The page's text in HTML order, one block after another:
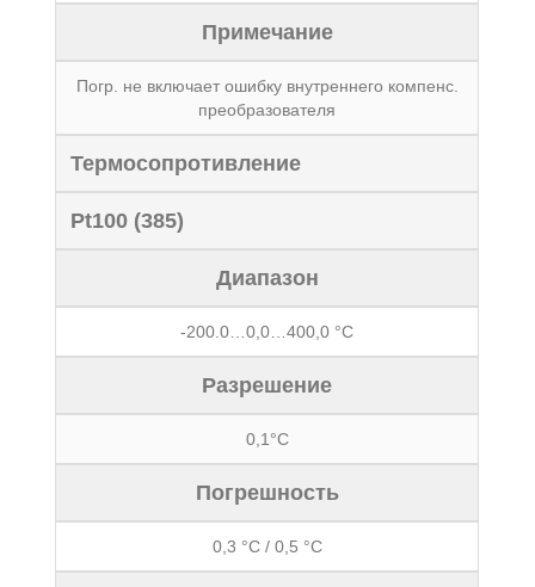
Примечание
Погр. не включает ошибку внутреннего компенс.
преобразователя
Термосопротивление
Pt100 (385)
Диапазон
-200.0…0,0…400,0 °С
Разрешение
0,1°С
Погрешность
0,3 °С / 0,5 °С